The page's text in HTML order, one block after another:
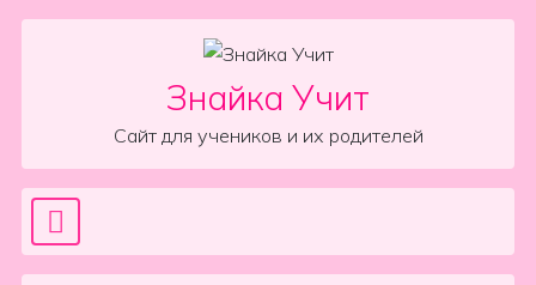
Знайка Учит
Сайт для учеников и их родителей
Main Navigation